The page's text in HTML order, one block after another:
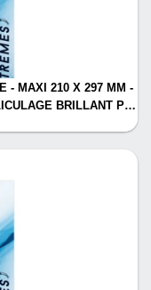
- MAXI 210 X 297 MM -
BRILLANT P…